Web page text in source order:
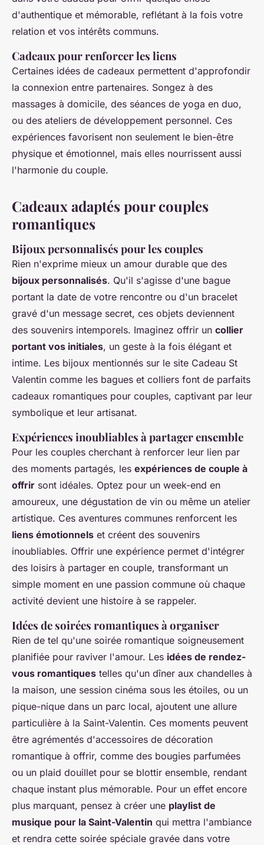
d'authentique et mémorable, reflétant à la fois votre
relation et vos intérêts communs.
Cadeaux pour renforcer les liens
Certaines idées de cadeaux permettent d'approfondir
la connexion entre partenaires. Songez à des
massages à domicile, des séances de yoga en duo,
ou des ateliers de développement personnel. Ces
expériences favorisent non seulement le bien-être
physique et émotionnel, mais elles nourrissent aussi
l'harmonie du couple.
Cadeaux adaptés pour couples
romantiques
Bijoux personnalisés pour les couples
Rien n'exprime mieux un amour durable que des
bijoux personnalisés. Qu'il s'agisse d'une bague
portant la date de votre rencontre ou d'un bracelet
gravé d'un message secret, ces objets deviennent
des souvenirs intemporels. Imaginez offrir un collier
portant vos initiales, un geste à la fois élégant et
intime. Les bijoux mentionnés sur le site Cadeau St
Valentin comme les bagues et colliers font de parfaits
cadeaux romantiques pour couples, captivant par leur
symbolique et leur artisanat.
Expériences inoubliables à partager ensemble
Pour les couples cherchant à renforcer leur lien par
des moments partagés, les expériences de couple à
offrir sont idéales. Optez pour un week-end en
amoureux, une dégustation de vin ou même un atelier
artistique. Ces aventures communes renforcent les
liens émotionnels et créent des souvenirs
inoubliables. Offrir une expérience permet d'intégrer
des loisirs à partager en couple, transformant un
simple moment en une passion commune où chaque
activité devient une histoire à se rappeler.
Idées de soirées romantiques à organiser
Rien de tel qu'une soirée romantique soigneusement
planifiée pour raviver l'amour. Les idées de rendez-
vous romantiques telles qu'un dîner aux chandelles à
la maison, une session cinéma sous les étoiles, ou un
pique-nique dans un parc local, ajoutent une allure
particulière à la Saint-Valentin. Ces moments peuvent
être agrémentés d'accessoires de décoration
romantique à offrir, comme des bougies parfumées
ou un plaid douillet pour se blottir ensemble, rendant
chaque instant plus mémorable. Pour un effet encore
plus marquant, pensez à créer une playlist de
musique pour la Saint-Valentin qui mettra l'ambiance
et rendra cette soirée spéciale gravée dans votre